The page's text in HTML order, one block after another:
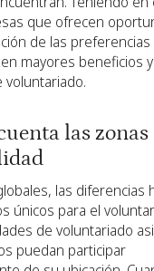
que ofrecen
de las preferencias
mayores beneficios
las
las diferencias
únicos para el
de voluntariado
puedan participar